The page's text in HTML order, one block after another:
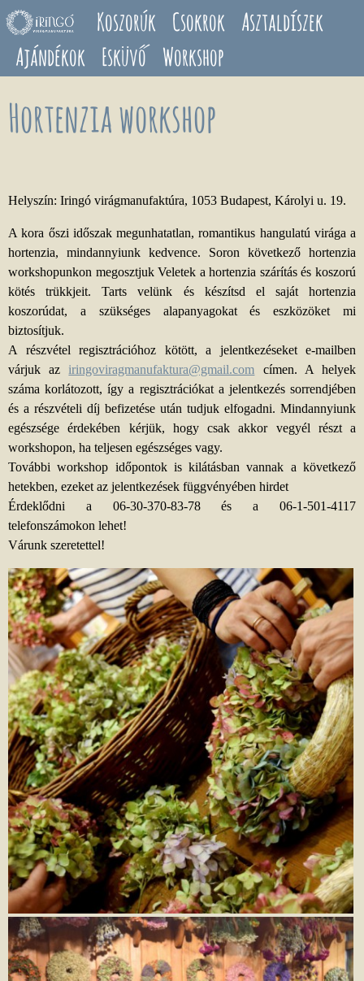
Ugrás a tartalomra Koszorúk Csokrok Asztaldíszek
Ajándékok Esküvő Workshop
Hortenzia workshop
Helyszín: Iringó virágmanufaktúra, 1053 Budapest, Károlyi u. 19.
A kora őszi időszak megunhatatlan, romantikus hangulatú virága a
hortenzia, mindannyiunk kedvence. Soron következő hortenzia
workshopunkon megosztjuk Veletek a hortenzia szárítás és koszorú
kötés trükkjeit. Tarts velünk és készítsd el saját hortenzia
koszorúdat, a szükséges alapanyagokat és eszközöket mi
biztosítjuk.
A részvétel regisztrációhoz kötött, a jelentkezéseket e-mailben
várjuk az iringoviragmanufaktura@gmail.com címen. A helyek
száma korlátozott, így a regisztrációkat a jelentkezés sorrendjében
és a részvételi díj befizetése után tudjuk elfogadni. Mindannyiunk
egészsége érdekében kérjük, hogy csak akkor vegyél részt a
workshopon, ha teljesen egészséges vagy.
További workshop időpontok is kilátásban vannak a következő
hetekben, ezeket az jelentkezések függvényében hirdet
Érdeklődni a 06-30-370-83-78 és a 06-1-501-4117
telefonszámokon lehet!
Várunk szeretettel!